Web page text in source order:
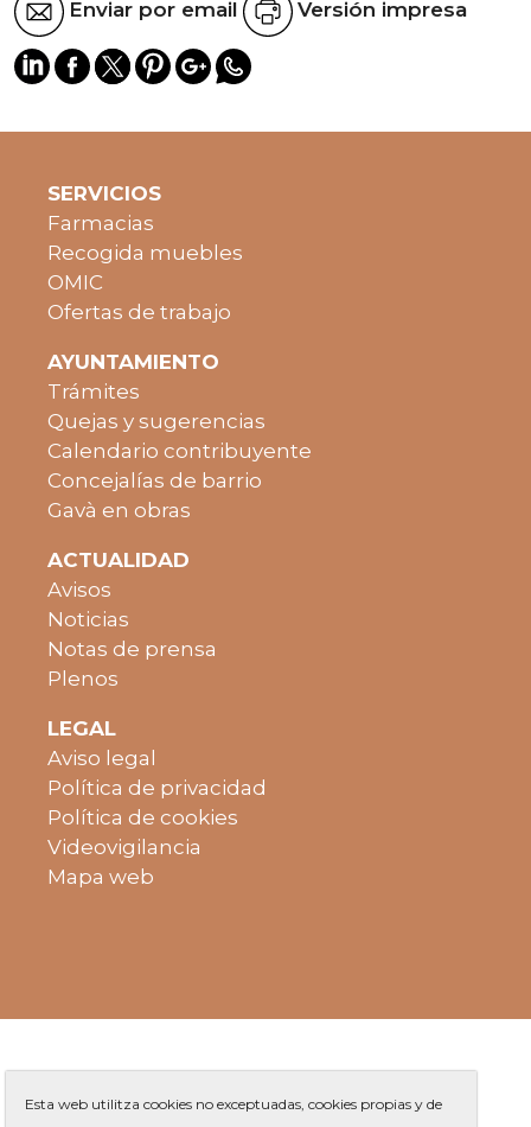
Enviar por email Versión impresa
SERVICIOS
Farmacias
Recogida muebles
OMIC
Ofertas de trabajo
AYUNTAMIENTO
Trámites
Quejas y sugerencias
Calendario contribuyente
Concejalías de barrio
Gavà en obras
ACTUALIDAD
Avisos
Noticias
Notas de prensa
Plenos
LEGAL
Aviso legal
Política de privacidad
Política de cookies
Videovigilancia
Mapa web
Esta web utilitza cookies no exceptuadas, cookies propias y de